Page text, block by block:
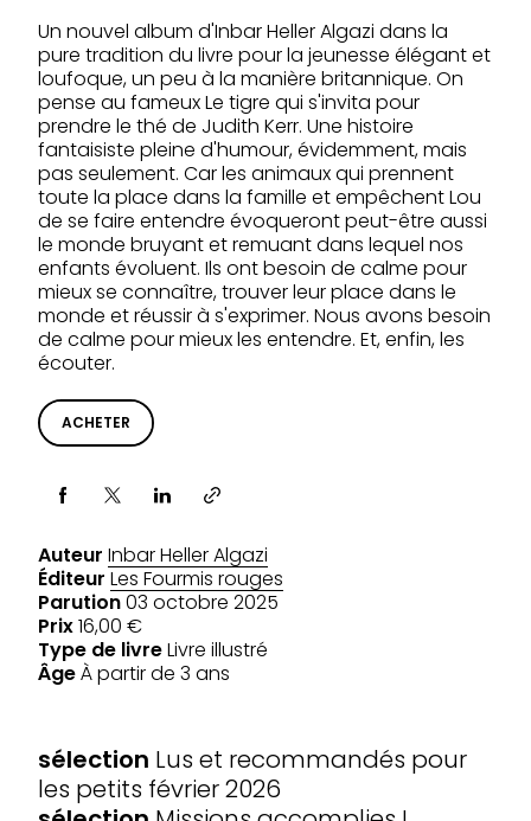
Un nouvel album d'Inbar Heller Algazi dans la
pure tradition du livre pour la jeunesse élégant et
loufoque, un peu à la manière britannique. On
pense au fameux Le tigre qui s'invita pour
prendre le thé de Judith Kerr. Une histoire
fantaisiste pleine d'humour, évidemment, mais
pas seulement. Car les animaux qui prennent
toute la place dans la famille et empêchent Lou
de se faire entendre évoqueront peut-être aussi
le monde bruyant et remuant dans lequel nos
enfants évoluent. Ils ont besoin de calme pour
mieux se connaître, trouver leur place dans le
monde et réussir à s'exprimer. Nous avons besoin
de calme pour mieux les entendre. Et, enfin, les
écouter.
ACHETER
Partager via
Auteur Inbar Heller Algazi
Éditeur Les Fourmis rouges
Parution03 octobre 2025
Prix16,00 €
Type de livreLivre illustré
ÂgeÀ partir de 3 ans
SÉLECTIONS
sélection Lus et recommandés pour
les petits février 2026